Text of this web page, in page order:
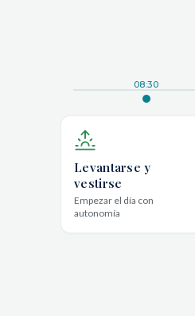
08:30
Levantarse y
vestirse
Empezar el día con
autonomía